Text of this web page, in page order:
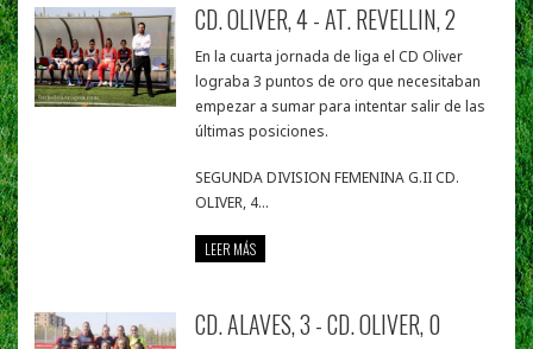
CD. OLIVER, 4 - AT. REVELLIN, 2
En la cuarta jornada de liga el CD Oliver
lograba 3 puntos de oro que necesitaban
empezar a sumar para intentar salir de las
últimas posiciones.
SEGUNDA DIVISION FEMENINA G.II CD.
OLIVER, 4...
LEER MÁS
CD. ALAVES, 3 - CD. OLIVER, 0